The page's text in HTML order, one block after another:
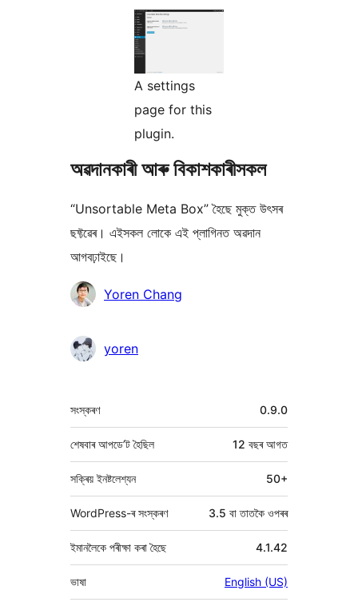
A settings
page for this
plugin.
অৱদানকাৰী আৰু বিকাশকাৰীসকল
“Unsortable Meta Box” হৈছে মুক্ত উৎসৰ
ছফ্টৱেৰ। এইসকল লোকে এই প্লাগিনত অৱদান
আগবঢ়াইছে।
অৱদানকাৰীসকলYoren Chang
yoren
মেটা 0.9.0
সংস্কৰণ
12 বছৰআগত
শেষবাৰ আপডে’ট হৈছিল
সক্ৰিয় ইনষ্টলেশ্যন 50+
WordPress-ৰ সংস্কৰণ 3.5 বা তাতকৈ ওপৰৰ
ইমানলৈকে পৰীক্ষা কৰা হৈছে 4.1.42
ভাষা English (US)